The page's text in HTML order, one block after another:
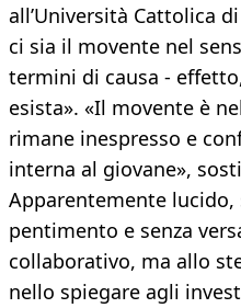
all’Università Cattolica
ci sia il movente nel
termini di causa -
esista». «Il movente è
rimane inespresso e
interna al giovane»,
Apparentemente lucido,
pentimento e senza
collaborativo, ma allo
nello spiegare agli